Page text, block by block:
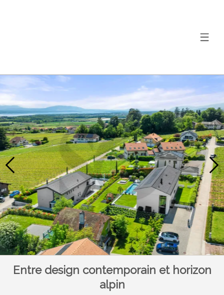
Entre design contemporain et horizon
alpin